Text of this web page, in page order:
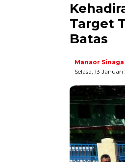
Target
Batas
Manaor Sinaga
Selasa, 13